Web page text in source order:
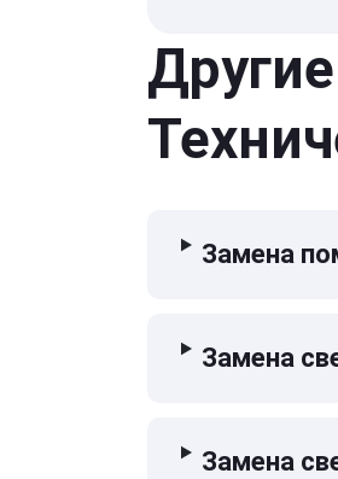
Замена
Замена
Замена